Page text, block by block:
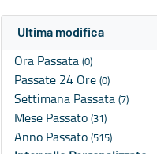
Ultima modifica
Ora Passata (0)
Passate 24 Ore (0)
Settimana Passata (7)
Mese Passato (31)
Anno Passato (515)